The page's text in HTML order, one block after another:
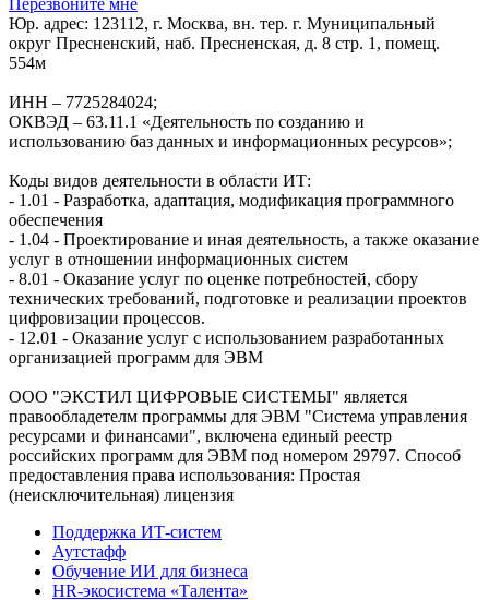
Перезвоните мне
Юр. адрес: 123112, г. Москва, вн. тер. г. Муниципальный
округ Пресненский, наб. Пресненская, д. 8 стр. 1, помещ.
554м
ИНН – 7725284024;
ОКВЭД – 63.11.1 «Деятельность по созданию и
использованию баз данных и информационных ресурсов»;
Коды видов деятельности в области ИТ:
- 1.01 - Разработка, адаптация, модификация программного
обеспечения
- 1.04 - Проектирование и иная деятельность, а также оказание
услуг в отношении информационных систем
- 8.01 - Оказание услуг по оценке потребностей, сбору
технических требований, подготовке и реализации проектов
цифровизации процессов.
- 12.01 - Оказание услуг с использованием разработанных
организацией программ для ЭВМ
ООО "ЭКСТИЛ ЦИФРОВЫЕ СИСТЕМЫ" является
правообладетелм программы для ЭВМ "Система управления
ресурсами и финансами", включена единый реестр
российских программ для ЭВМ под номером 29797. Cпособ
предоставления права использования: Простая
(неисключительная) лицензия
Поддержка ИТ-систем
Аутстафф
Обучение ИИ для бизнеса
HR-экосистема «Талента»